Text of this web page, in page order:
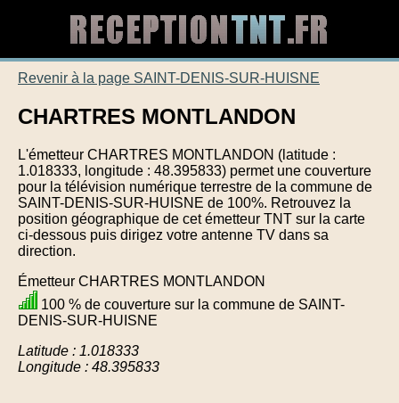
Revenir à la page SAINT-DENIS-SUR-HUISNE
CHARTRES MONTLANDON
L'émetteur CHARTRES MONTLANDON (latitude :
1.018333, longitude : 48.395833) permet une couverture
pour la télévision numérique terrestre de la commune de
SAINT-DENIS-SUR-HUISNE de 100%. Retrouvez la
position géographique de cet émetteur TNT sur la carte
ci-dessous puis dirigez votre antenne TV dans sa
direction.
Émetteur CHARTRES MONTLANDON
100 % de couverture sur la commune de SAINT-
DENIS-SUR-HUISNE
Latitude : 1.018333
Longitude : 48.395833